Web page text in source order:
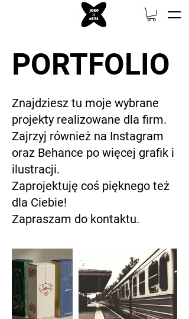
PORTFOLIO
Znajdziesz tu moje wybrane
projekty realizowane dla firm.
Zajrzyj również na Instagram
oraz Behance po więcej grafik i
ilustracji.
Zaprojektuję coś pięknego też
dla Ciebie!
Zapraszam do kontaktu.